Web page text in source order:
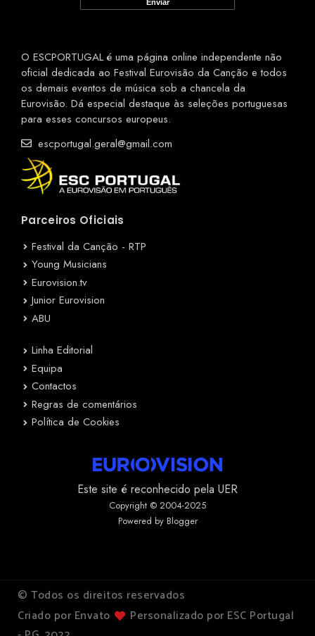
O ESCPORTUGAL é uma página online independente não
oficial dedicada ao Festival Eurovisão da Canção e todos
os demais eventos de música sob a chancela da
Eurovisão. Dá especial destaque às seleções portuguesas
para esses concursos europeus.
escportugal.geral@gmail.com
Parceiros Oficiais
Festival da Canção - RTP
Young Musicians
Eurovision.tv
Junior Eurovision
ABU
Linha Editorial
Equipa
Contactos
Regras de comentários
Política de Cookies
Este site é reconhecido pela UER
Copyright © 2004-2025
Powered by Blogger
© Todos os direitos reservados
Criado por Envato
Personalizado por ESC Portugal